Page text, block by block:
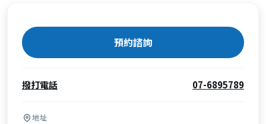
預約諮詢
撥打電話 07-6895789
地址